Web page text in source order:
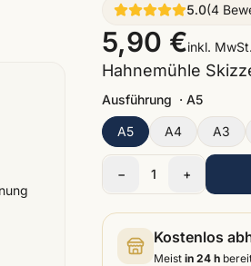
5.0(4
5,90 €inkl. MwSt.
Hahnemühle
Ausführung · A5
A5 A4 A3
− 1 +
Kostenlos
Meist in 24 h